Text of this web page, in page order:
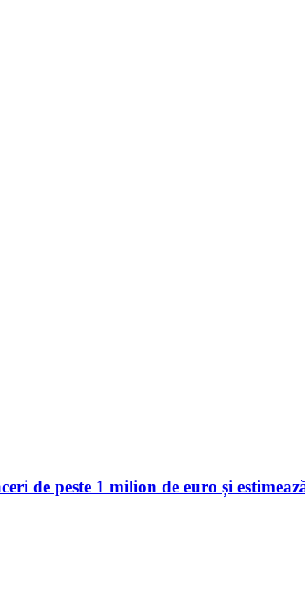
de peste 1 milion de euro și